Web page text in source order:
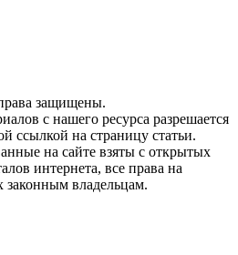
защищены.
с нашего ресурса разрешается
ссылкой на страницу статьи.
на сайте взяты с открытых
интернета, все права на
законным владельцам.